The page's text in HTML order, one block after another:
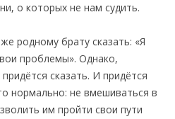
о которых не нам судить.
родному брату сказать: «Я
проблемы». Однако,
сказать. И придётся
нормально: не вмешиваться в
им пройти свои пути